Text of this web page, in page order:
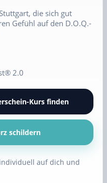
die sich gut
Gefühl auf den D.O.Q.-
2.0
Kurs finden
schildern
auf dich und